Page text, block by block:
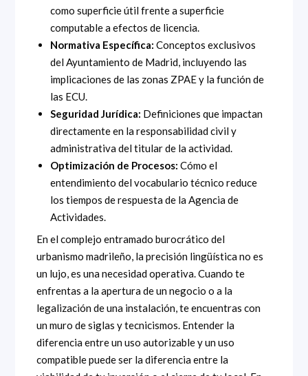
como superficie útil frente a superficie
computable a efectos de licencia.
Normativa Específica: Conceptos exclusivos
del Ayuntamiento de Madrid, incluyendo las
implicaciones de las zonas ZPAE y la función de
las ECU.
Seguridad Jurídica: Definiciones que impactan
directamente en la responsabilidad civil y
administrativa del titular de la actividad.
Optimización de Procesos: Cómo el
entendimiento del vocabulario técnico reduce
los tiempos de respuesta de la Agencia de
Actividades.
En el complejo entramado burocrático del
urbanismo madrileño, la precisión lingüística no es
un lujo, es una necesidad operativa. Cuando te
enfrentas a la apertura de un negocio o a la
legalización de una instalación, te encuentras con
un muro de siglas y tecnicismos. Entender la
diferencia entre un uso autorizable y un uso
compatible puede ser la diferencia entre la